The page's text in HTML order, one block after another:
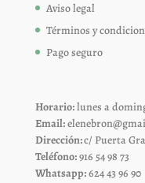
Aviso legal
Términos y
Pago seguro
Horario:lunes a
Email:
Dirección:c/ Puerta
Teléfono:916 54 98 73
Whatsapp:624 43 96 90